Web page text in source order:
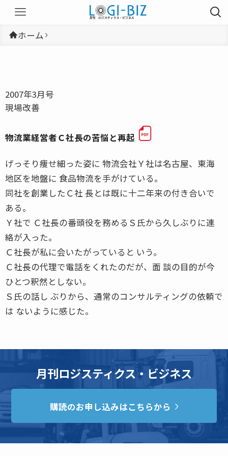
ホーム
2007年3月号
現場改善
物流業経営者Ｃ社長の苦悩と再起
げっそり痩せ細った姿に 物流会社Ｙ社は名古屋、東海
地区を地盤に 食品物流を手がけている。
同社を創業したＣ社 長とは既に十二年来の付き合いで
ある。
Ｙ社で Ｃ社長の番頭役を務めるＳ氏から久しぶりに連
絡が入った。
Ｃ社長が私に会いたがっていると いう。
Ｃ社長の代理で電話をくれたのだが、面 談の目的が今
ひとつ釈然としない。
Ｓ氏の話し ぶりから、通常のコンサルティングの依頼で
は ないように感じた。
月刊ロジスティクス・ビジネス
購読のお申し込みはこちらから